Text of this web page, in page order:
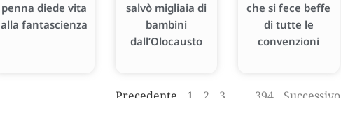
penna diede vita
alla fantascienza
salvò migliaia di
bambini
dall’Olocausto
che si fece beffe
di tutte le
convenzioni
Precedente 1 2 3 394 Successivo